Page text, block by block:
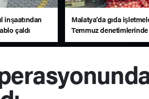
inşaatından
çaldı
Malatya’da gıda
Temmuz
ceza